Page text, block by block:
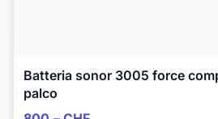
Batteria sonor 3005 force
palco